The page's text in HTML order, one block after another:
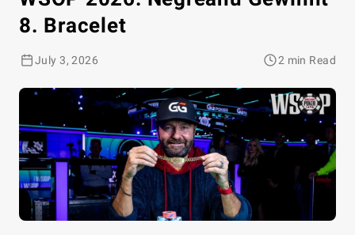
8. Bracelet
July 3, 2026 2 min Read